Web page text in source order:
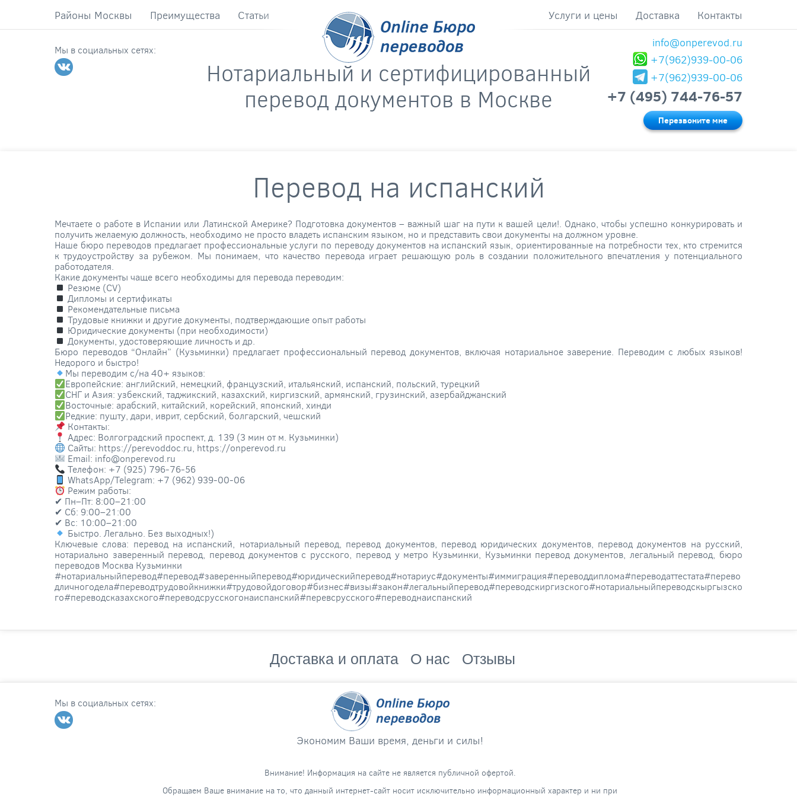
Районы Москвы Преимущества Статьи Контакты
Доставка
Услуги и цены
Мы в социальных сетях:
info@onperevod.ru
+7(962)939-00-06
+7(962)939-00-06
+7 (495) 744-76-57
Перезвоните мне
Нотариальный и сертифицированный
перевод документов в Москве
Перевод на испанский
Мечтаете о работе в Испании или Латинской Америке? Подготовка документов – важный шаг на пути к вашей цели!. Однако, чтобы успешно конкурировать и
получить желаемую должность, необходимо не просто владеть испанским языком, но и представить свои документы на должном уровне.
Наше бюро переводов предлагает профессиональные услуги по переводу документов на испанский язык, ориентированные на потребности тех, кто стремится
к трудоустройству за рубежом. Мы понимаем, что качество перевода играет решающую роль в создании положительного впечатления у потенциального
работодателя.
Какие документы чаще всего необходимы для перевода переводим:
Резюме (CV)
Дипломы и сертификаты
Рекомендательные письма
Трудовые книжки и другие документы, подтверждающие опыт работы
Юридические документы (при необходимости)
Документы, удостоверяющие личность и др.
Бюро переводов “Онлайн” (Кузьминки) предлагает профессиональный перевод документов, включая нотариальное заверение. Переводим с любых языков!
Недорого и быстро!
Мы переводим с/на 40+ языков:
Европейские: английский, немецкий, французский, итальянский, испанский, польский, турецкий
СНГ и Азия: узбекский, таджикский, казахский, киргизский, армянский, грузинский, азербайджанский
Восточные: арабский, китайский, корейский, японский, хинди
Редкие: пушту, дари, иврит, сербский, болгарский, чешский
Контакты:
Адрес: Волгоградский проспект, д. 139 (3 мин от м. Кузьминки)
Сайты: https://perevoddoc.ru, https://onperevod.ru
Email: info@onperevod.ru
Телефон: +7 (925) 796-76-56
WhatsApp/Telegram: +7 (962) 939-00-06
Режим работы:
✔ Пн–Пт: 8:00–21:00
✔ Сб: 9:00–21:00
✔ Вс: 10:00–21:00
Быстро. Легально. Без выходных!)
Ключевые слова: перевод на испанский, нотариальный перевод, перевод документов, перевод юридических документов, перевод документов на русский,
нотариально заверенный перевод, перевод документов с русского, перевод у метро Кузьминки, Кузьминки перевод документов, легальный перевод, бюро
переводов Москва Кузьминки
#нотариальныйперевод#перевод#заверенныйперевод#юридическийперевод#нотариус#документы#иммиграция#переводдиплома#переводаттестата#перево
дличногодела#переводтрудовойкнижки#трудовойдоговор#бизнес#визы#закон#легальныйперевод#переводскиргизского#нотариальныйпереводскыргызско
го#переводсказахского#переводсрусскогонаиспанский#перевсрусского#переводнаиспанский
Доставка и оплата О нас Отзывы
Мы в социальных сетях:
Экономим Ваши время, деньги и силы!
Внимание! Информация на сайте не является публичной офертой.
Обращаем Ваше внимание на то, что данный интернет-сайт носит исключительно информационный характер и ни при